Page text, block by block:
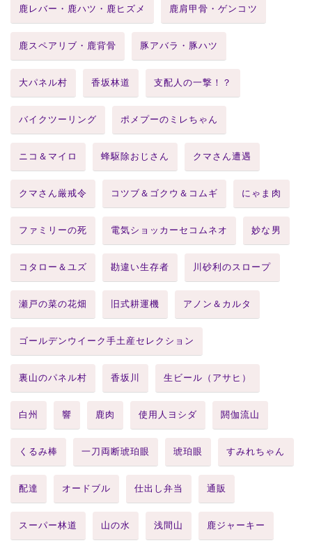
鹿レバー・鹿ハツ・鹿ヒズメ 鹿肩甲骨・ゲンコツ
鹿スペアリブ・鹿背骨 豚アバラ・豚ハツ
大パネル村 香坂林道 支配人の一撃！？
バイクツーリング ポメプーのミレちゃん
ニコ＆マイロ 蜂駆除おじさん クマさん遭遇
クマさん厳戒令 コツブ＆ゴクウ＆コムギ にゃま肉
ファミリーの死 電気ショッカーセコムネオ 妙な男
コタロー＆ユズ 勘違い生存者 川砂利のスロープ
瀬戸の菜の花畑 旧式耕運機 アノン＆カルタ
ゴールデンウイーク手土産セレクション
裏山のパネル村 香坂川 生ビール（アサヒ）
白州 響 鹿肉 使用人ヨシダ 閼伽流山
くるみ棒 一刀両断琥珀眼 琥珀眼 すみれちゃん
配達 オードブル 仕出し弁当 通販
スーパー林道 山の水 浅間山 鹿ジャーキー